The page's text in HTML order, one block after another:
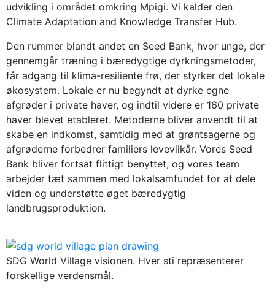
udvikling i området omkring Mpigi. Vi kalder den
Climate Adaptation and Knowledge Transfer Hub.
Den rummer blandt andet en Seed Bank, hvor unge, der
gennemgår træning i bæredygtige dyrkningsmetoder,
får adgang til klima-resiliente frø, der styrker det lokale
økosystem. Lokale er nu begyndt at dyrke egne
afgrøder i private haver, og indtil videre er 160 private
haver blevet etableret. Metoderne bliver anvendt til at
skabe en indkomst, samtidig med at grøntsagerne og
afgrøderne forbedrer familiers levevilkår. Vores Seed
Bank bliver fortsat flittigt benyttet, og vores team
arbejder tæt sammen med lokalsamfundet for at dele
viden og understøtte øget bæredygtig
landbrugsproduktion.
SDG World Village visionen. Hver sti repræsenterer
forskellige verdensmål.